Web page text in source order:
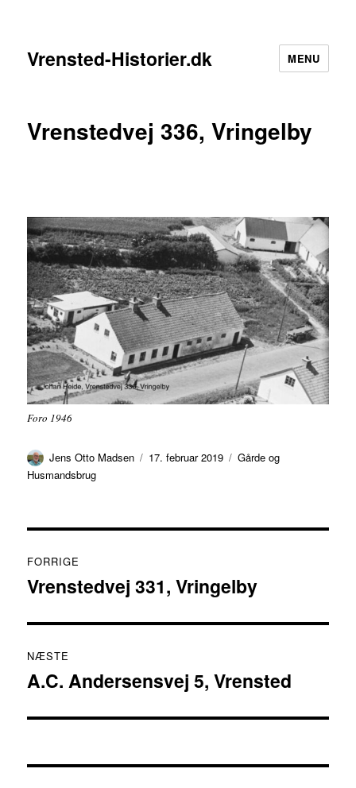
Vrensted-Historier.dk MENU
Vrenstedvej 336, Vringelby
Foro 1946
Forfatter
Jens Otto Madsen Udgivet
17. februar 2019 Kategorier
Gårde og
Husmandsbrug
FORRIGE
Forrige
Vrenstedvej 331, Vringelby
NÆSTE
Næste
A.C. Andersensvej 5, Vrensted